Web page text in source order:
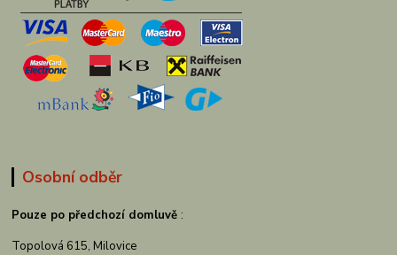
Osobní odběr
Pouze po předchozí domluvě :
Topolová 615, Milovice